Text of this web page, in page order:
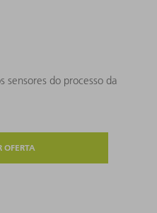
sensores do processo da
OFERTA